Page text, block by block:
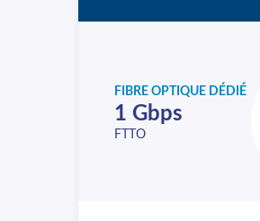
FIBRE OPTIQUE DÉDIÉ
1 Gbps
FTTO